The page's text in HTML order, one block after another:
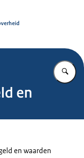
en
en waarden